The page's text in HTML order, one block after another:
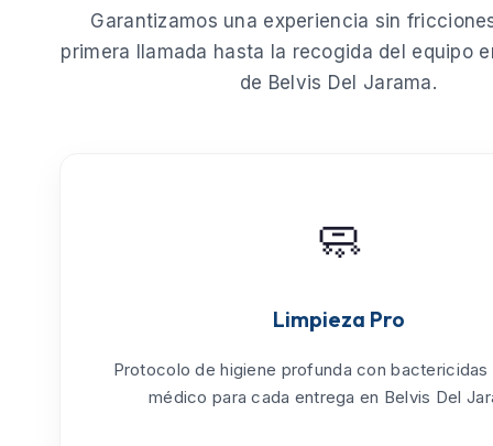
Garantizamos una experiencia sin
primera llamada hasta la recogida del equipo
de Belvis Del Jarama.
🧼
Limpieza Pro
Protocolo dehigiene profunda con bactericidas
médico para cada entrega en Belvis Del